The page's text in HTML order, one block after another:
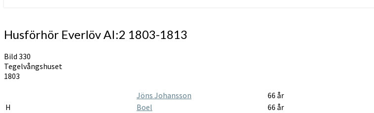
Husförhör
Everlöv
1803-
1813
Husförhör Everlöv AI:2 1803-1813
Bild 330
Tegelvångshuset
1803
Jöns Johansson
66 år
H
Boel 66 år